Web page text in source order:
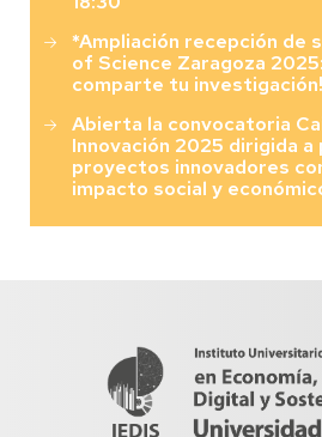
*Ampliación recepción de
of Science Zaragoza
comparte tu investigación!
Abierta la convocatoria
Innovación 2025 dirigida a
proyectos innovadores
impacto social y